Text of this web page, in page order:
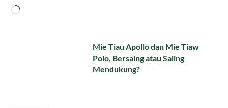
Memuat...
Mie Tiau Apollo dan Mie Tiaw
Polo, Bersaing atau Saling
Mendukung?